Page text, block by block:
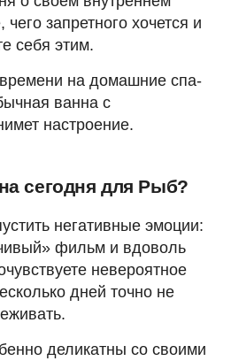
запретного хочется и
себя этим.
на домашние спа-
ванна с
настроение.
сегодня для Рыб?
негативные эмоции:
фильм и вдоволь
невероятное
дней точно не
деликатны со своими